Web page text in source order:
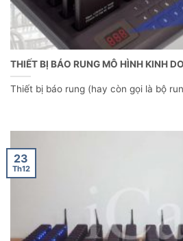
THIẾT BỊ BÁO RUNG MÔ HÌNH KINH
Thiết bị báo rung (hay còn gọi là bộ
23
Th12